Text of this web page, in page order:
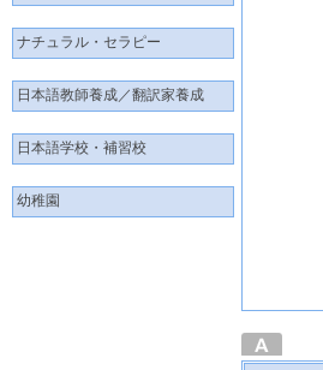
ナチュラル・セラピー
日本語教師養成／翻訳家養成
日本語学校・補習校
幼稚園